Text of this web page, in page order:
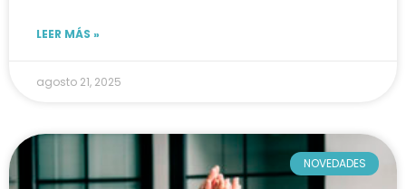
LEER MÁS »
agosto 21, 2025
NOVEDADES